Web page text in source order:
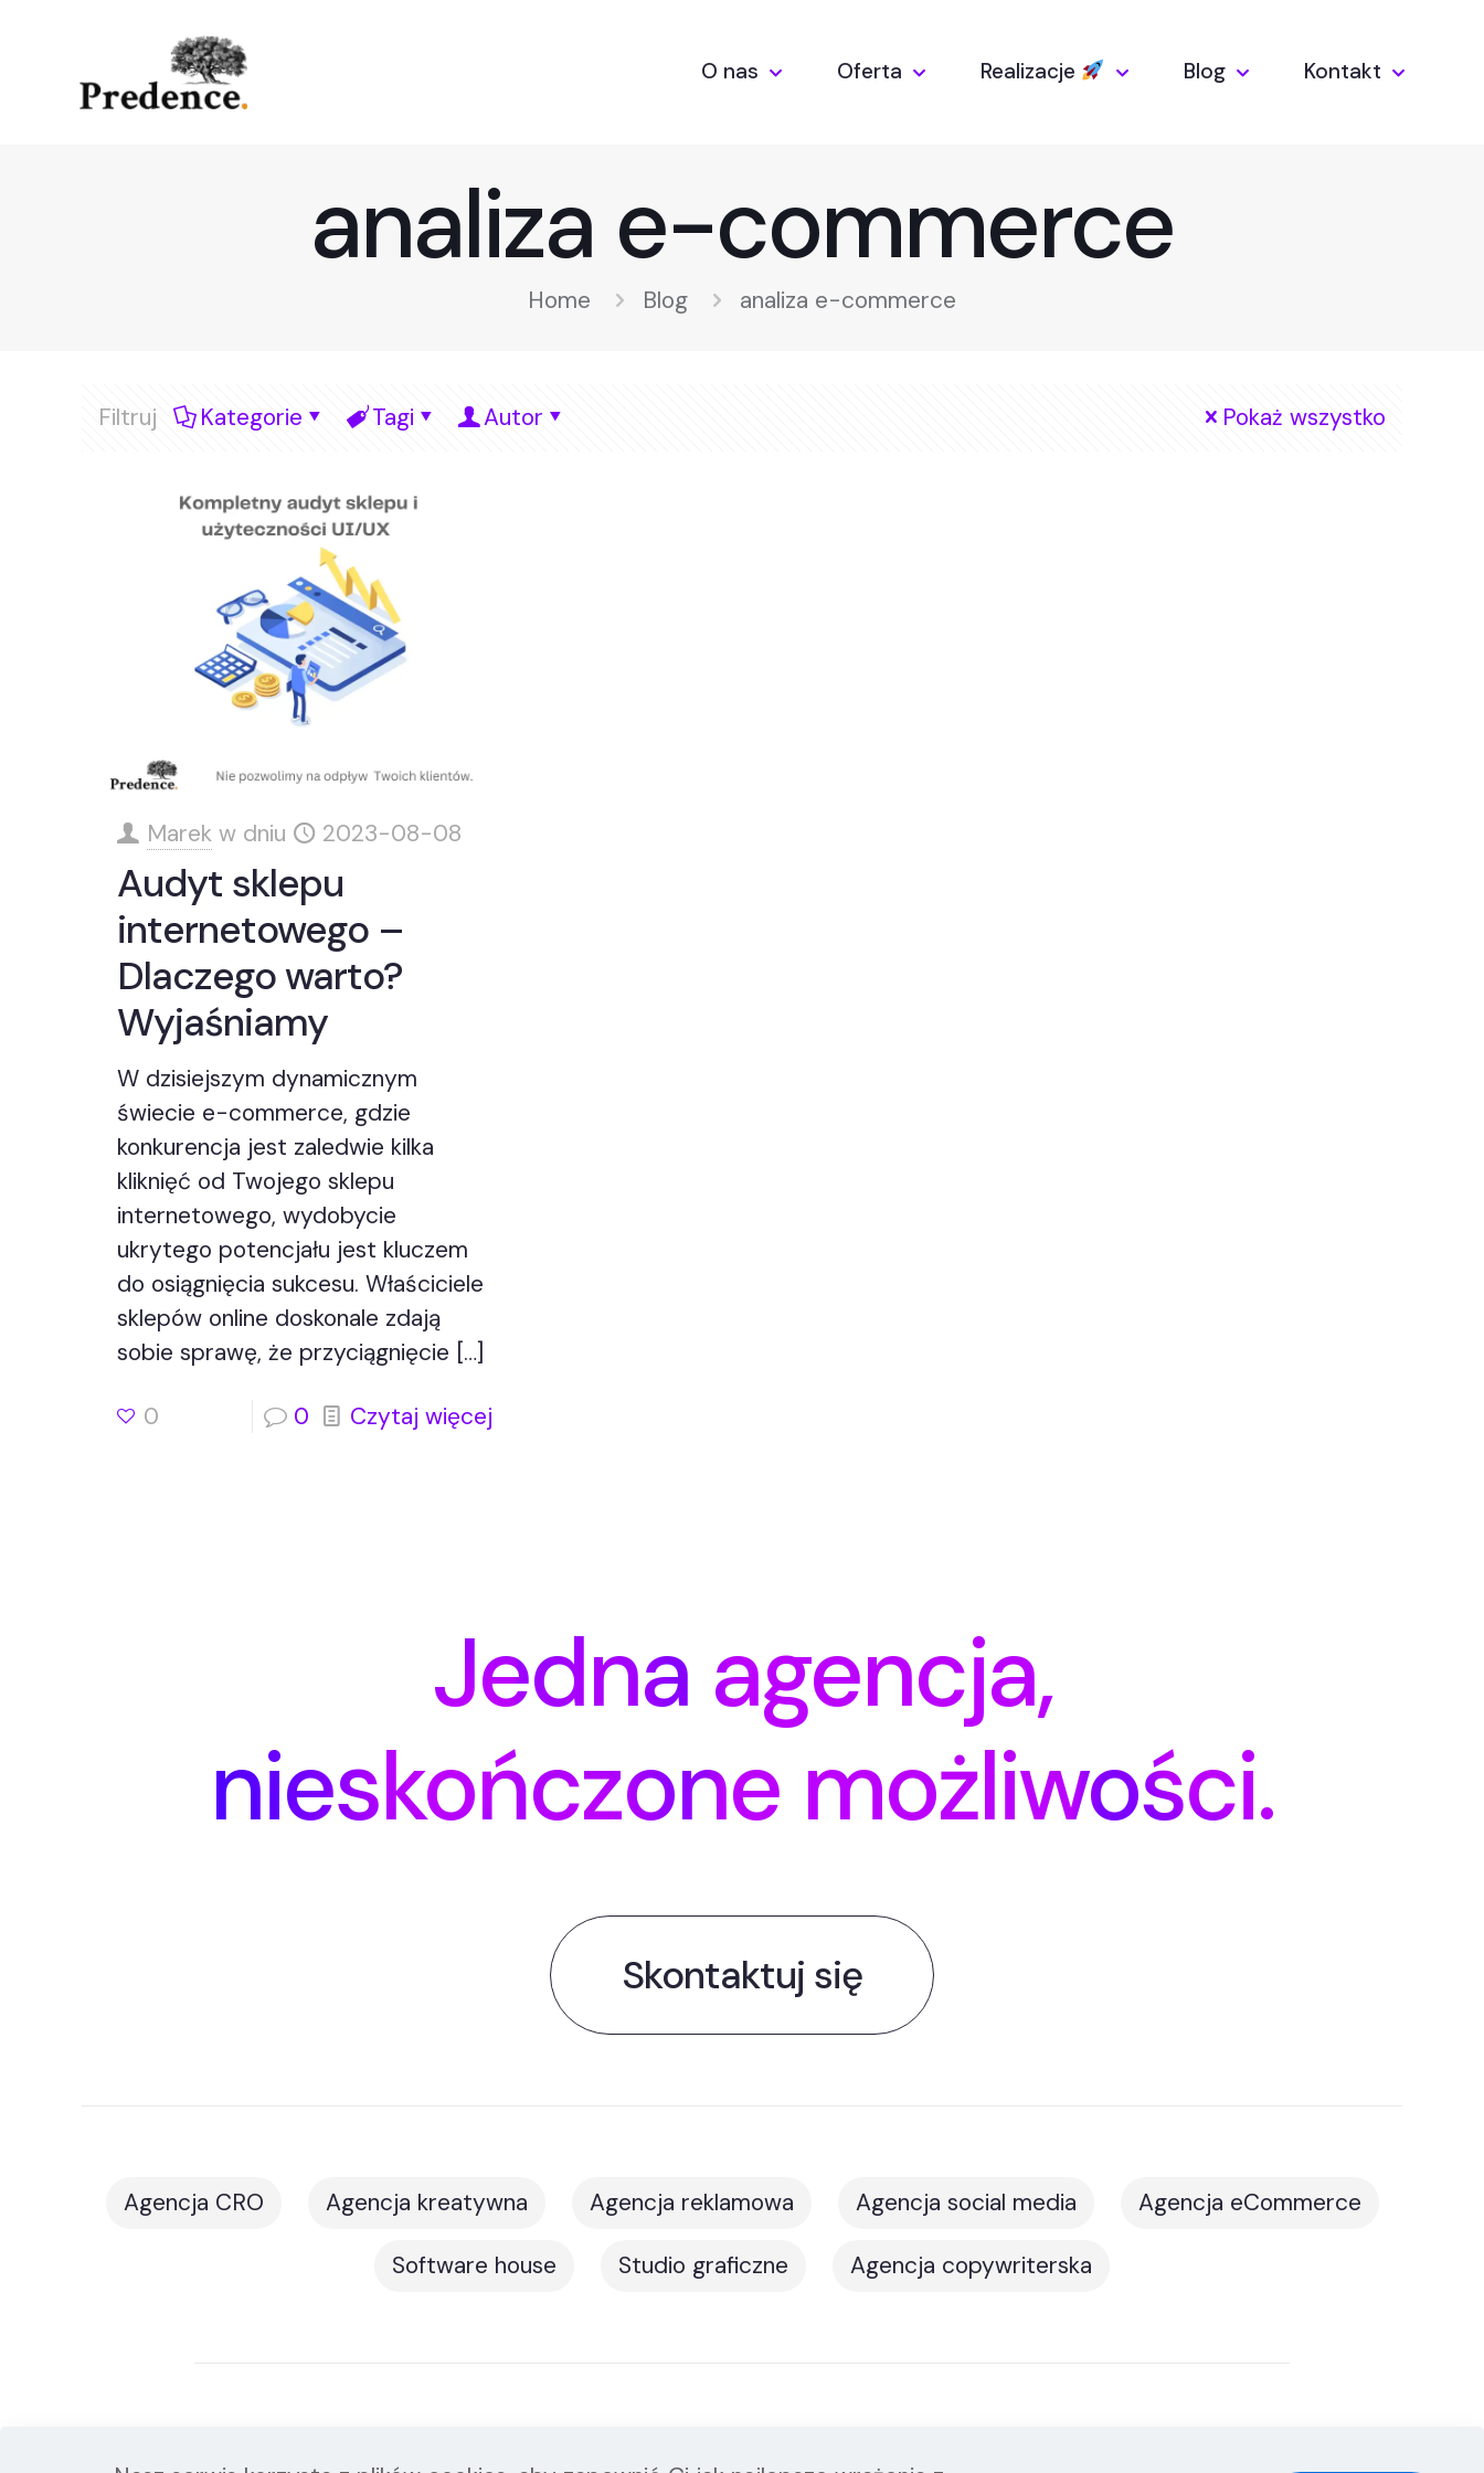
O nas Oferta Realizacje Blog Kontakt
analiza e-commerce
Home Blog analiza e-commerce
Filtruj Kategorie Tagi Autor Pokaż wszystko
Marek w dniu 2023-08-08
Audyt sklepu
internetowego –
Dlaczego warto?
Wyjaśniamy
W dzisiejszym dynamicznym
świecie e-commerce, gdzie
konkurencja jest zaledwie kilka
kliknięć od Twojego sklepu
internetowego, wydobycie
ukrytego potencjału jest kluczem
do osiągnięcia sukcesu. Właściciele
sklepów online doskonale zdają
sobie sprawę, że przyciągnięcie […]
0 0 Czytaj więcej
Jedna agencja,
nieskończone możliwości.
Skontaktuj się
Agencja CRO Agencja kreatywna Agencja reklamowa Agencja social media Agencja eCommerce
Software house Studio graficzne Agencja copywriterska